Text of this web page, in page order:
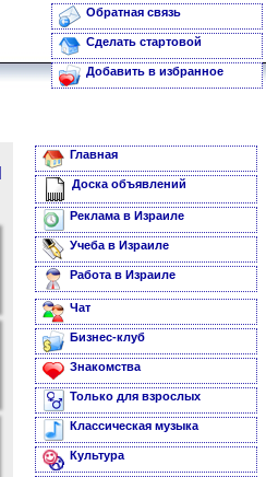
Обратная связь
Сделать стартовой
Добавить в избранное
Главная
Доска объявлений
Реклама в Израиле
Учеба в Израиле
Работа в Израиле
Чат
Бизнес-клуб
Знакомства
Только для взрослых
Классическая музыка
Культура